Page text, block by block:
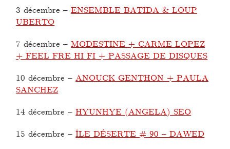
3 décembre –ENSEMBLE BATIDA & LOUP
UBERTO
7 décembre –MODESTINE + CARME LOPEZ
+ FEEL FRE HI FI + PASSAGE DE DISQUES
10 décembre –ANOUCK GENTHON + PAULA
SANCHEZ
14 décembre –HYUNHYE (ANGELA) SEO
15 décembre –ÎLE DÉSERTE # 90 – DAWED